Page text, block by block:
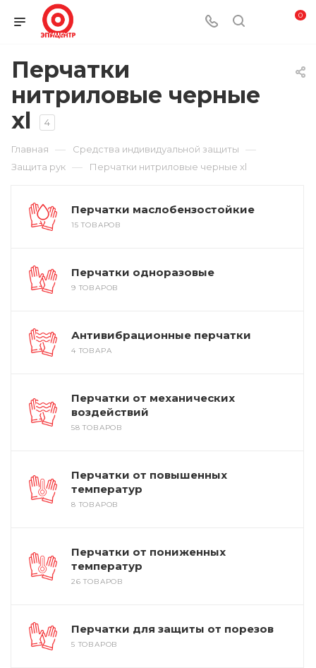
0
Перчатки
нитриловые черные
xl
4
Главная — Средства индивидуальной защиты —
Защита рук — Перчатки нитриловые черные xl
Перчатки маслобензостойкие
15 ТОВАРОВ
Перчатки одноразовые
9 ТОВАРОВ
Антивибрационные перчатки
4 ТОВАРА
Перчатки от механических
воздействий
58 ТОВАРОВ
Перчатки от повышенных
температур
8 ТОВАРОВ
Перчатки от пониженных
температур
26 ТОВАРОВ
Перчатки для защиты от порезов
5 ТОВАРОВ